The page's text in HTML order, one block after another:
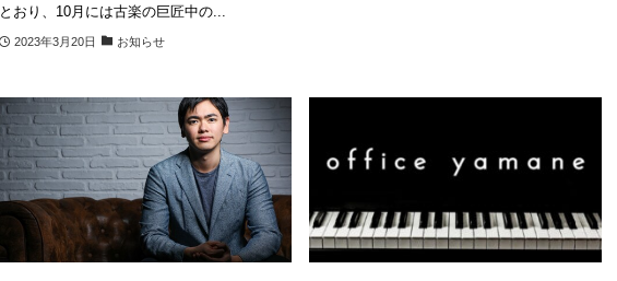
とおり、10月には古楽の巨匠中の...
2023年3月20日 お知らせ